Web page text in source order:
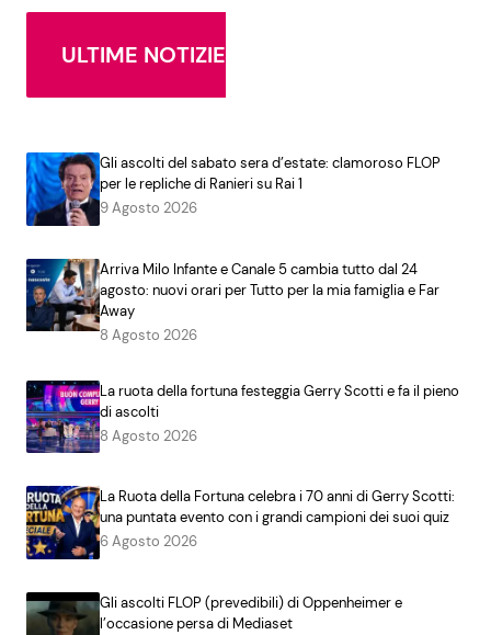
ULTIME NOTIZIE
Gli ascolti del sabato sera d’estate: clamoroso FLOP
per le repliche di Ranieri su Rai 1
9 Agosto 2026
Arriva Milo Infante e Canale 5 cambia tutto dal 24
agosto: nuovi orari per Tutto per la mia famiglia e Far
Away
8 Agosto 2026
La ruota della fortuna festeggia Gerry Scotti e fa il pieno
di ascolti
8 Agosto 2026
La Ruota della Fortuna celebra i 70 anni di Gerry Scotti:
una puntata evento con i grandi campioni dei suoi quiz
6 Agosto 2026
Gli ascolti FLOP (prevedibili) di Oppenheimer e
l’occasione persa di Mediaset